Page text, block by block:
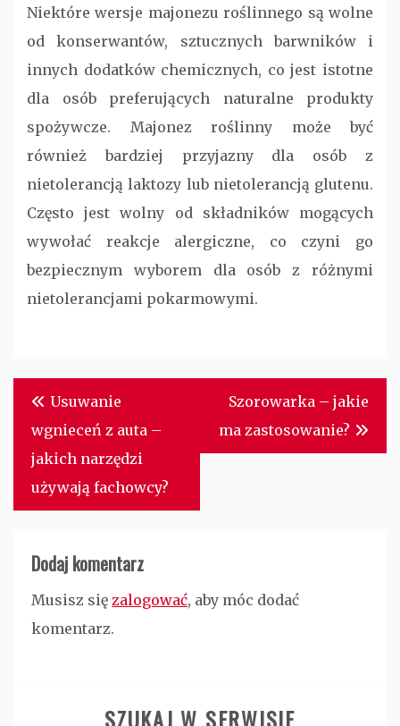
Niektóre wersje majonezu roślinnego są wolne
od konserwantów, sztucznych barwników i
innych dodatków chemicznych, co jest istotne
dla osób preferujących naturalne produkty
spożywcze. Majonez roślinny może być
również bardziej przyjazny dla osób z
nietolerancją laktozy lub nietolerancją glutenu.
Często jest wolny od składników mogących
wywołać reakcje alergiczne, co czyni go
bezpiecznym wyborem dla osób z różnymi
nietolerancjami pokarmowymi.
Nawigacja
wpisu
Usuwanie
wgnieceń z auta –
jakich narzędzi
używają fachowcy?
Szorowarka – jakie
ma zastosowanie?
Dodaj komentarz
Musisz się zalogować, aby móc dodać
komentarz.
SZUKAJ W SERWISIE